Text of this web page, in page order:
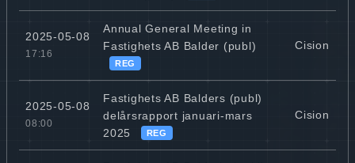
2025-05-08
17:16
Annual General Meeting in
Fastighets AB Balder (publ)
REG
Cision
2025-05-08
08:00
Fastighets AB Balders (publ)
delårsrapport januari-mars
2025
REG
Cision